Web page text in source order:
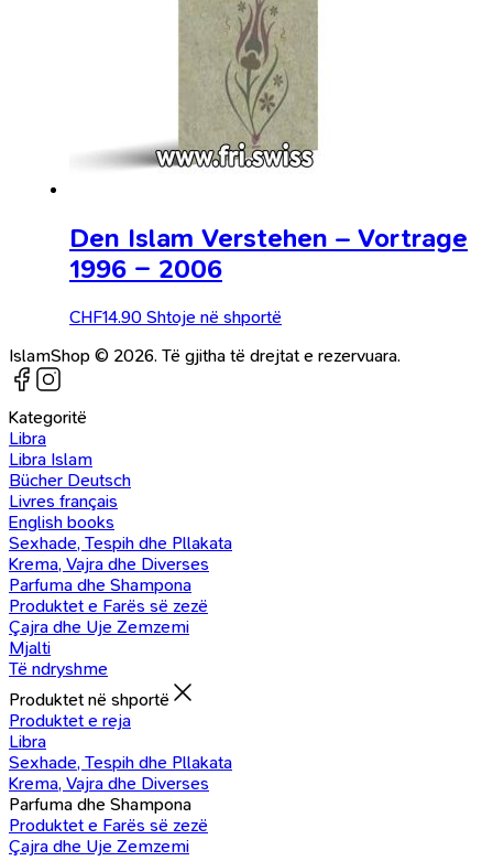
Den Islam Verstehen – Vortrage
1996 – 2006
CHF14.90 Shtoje në shportë
IslamShop © 2026. Të gjitha të drejtat e rezervuara.
Kategoritë
Libra
Libra Islam
Bücher Deutsch
Livres français
English books
Sexhade, Tespih dhe Pllakata
Krema, Vajra dhe Diverses
Parfuma dhe Shampona
Produktet e Farës së zezë
Çajra dhe Uje Zemzemi
Mjalti
Të ndryshme
Produktet në shportë
Produktet e reja
Libra
Sexhade, Tespih dhe Pllakata
Krema, Vajra dhe Diverses
Parfuma dhe Shampona
Produktet e Farës së zezë
Çajra dhe Uje Zemzemi